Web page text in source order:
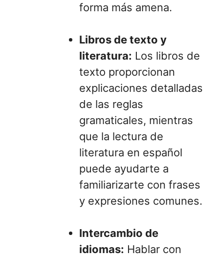
forma más amena.
Libros de texto y
literatura: Los libros de
texto proporcionan
explicaciones detalladas
de las reglas
gramaticales, mientras
que la lectura de
literatura en español
puede ayudarte a
familiarizarte con frases
y expresiones comunes.
Intercambio de
idiomas: Hablar con